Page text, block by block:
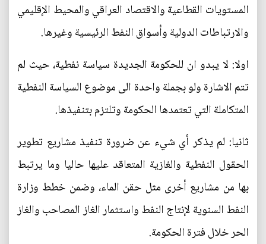
المستويات القطاعية والاقتصاد العراقي والمحيط الإقليمي
والارتباطات الدولية وأسواق النفط الرئيسية وغيرها.
اولا: لا يبدو ان للحكومة الجديدة سياسة نفطية، حيث لم
تتم الاشارة ولو بجملة واحدة الى موضوع السياسة النفطية
المتكاملة التي تعتمدها الحكومة وتلتزم بتنفيذها.
ثانيا: لم يذكر أي شيء عن ضرورة تنفيذ مشاريع تطوير
الحقول النفطية والغازية المتعاقد عليها حاليا وما يرتبط
بها من مشاريع أخرى مثل حقن الماء، وضمن خطط وزارة
النفط السنوية لإنتاج النفط واستثمار الغاز المصاحب والغاز
الحر خلال فترة الحكومة.